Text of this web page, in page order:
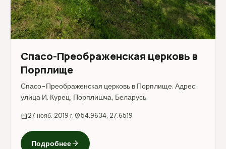
Спасо-Преображенская церковь в
Порплище
Спасо-Преображенская церковь в Порплище. Адрес:
улица И. Курец, Порплишча, Беларусь.
calendar_today 27 нояб. 2019 г. location_on54.9634, 27.6519
Подробнееarrow_forward